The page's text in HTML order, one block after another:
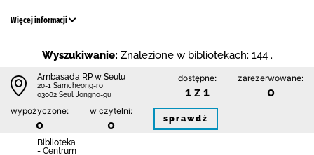
Więcej informacji
Wyszukiwanie: Znalezione w bibliotekach: 144 .
Ambasada RP w Seulu
20-1 Samcheong-ro
03062 Seul Jongno-gu
dostępne:
1 z 1
zarezerwowane:
0
wypożyczone:
0
w czytelni:
0 sprawdź
Biblioteka
- Centrum